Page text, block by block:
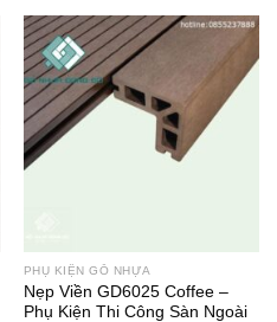
PHỤ KIỆN GỖ NHỰA
Nẹp Viền GD6025 Coffee –
Phụ Kiện Thi Công Sàn Ngoài